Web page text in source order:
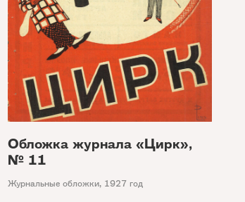
Обложка журнала «Цирк»,
№ 11
Журнальные обложки, 1927 год